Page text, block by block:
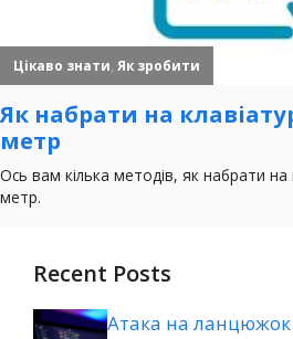
Recent Posts
Атака на